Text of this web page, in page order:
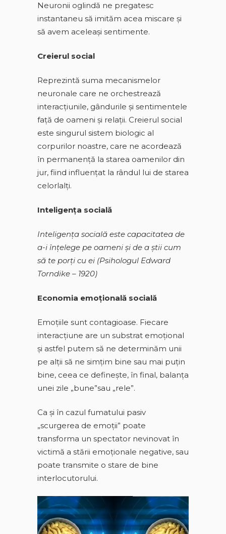
Neuronii oglindă ne pregatesc
instantaneu să imităm acea miscare și
să avem aceleași sentimente.
Creierul social
Reprezintă suma mecanismelor
neuronale care ne orchestrează
interacțiunile, gândurile și sentimentele
față de oameni și relații. Creierul social
este singurul sistem biologic al
corpurilor noastre, care ne acordează
în permanență la starea oamenilor din
jur, fiind influențat la rândul lui de starea
celorlalți.
Inteligența socială
Inteligența socială este capacitatea de
a-i înțelege pe oameni și de a știi cum
să te porți cu ei (Psihologul Edward
Torndike – 1920)
Economia emoţională socială
Emoțiile sunt contagioase. Fiecare
interacțiune are un substrat emoțional
şi astfel putem să ne determinăm unii
pe alții să ne simțim bine sau mai puțin
bine, ceea ce defineşte, în final, balanța
unei zile „bune”sau „rele”.
Ca și în cazul fumatului pasiv
„scurgerea de emoții” poate
transforma un spectator nevinovat în
victimă a stării emoționale negative, sau
poate transmite o stare de bine
interlocutorului.